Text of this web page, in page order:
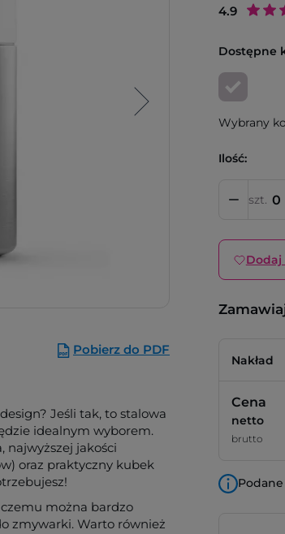
Pobierz do PDF
Jeśli tak, to stalowa
idealnym wyborem.
najwyższej jakości
oraz praktyczny kubek
można bardzo
zmywarki. Warto również
4.9
Dostępne
Wybrany
Ilość:
szt.
Dodaj
Nakład
Cena
netto
brutto